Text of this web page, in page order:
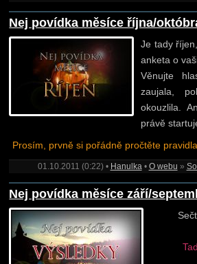
Nej povídka měsíce října/
Je tady
anketa o
Věnujte
zaujala,
okouzlila.
právě
Prosím, prvně si pořádně pročtěte
01.10.2011 (0:22) • Hanulka• O webu »
Nej povídka měsíce září/